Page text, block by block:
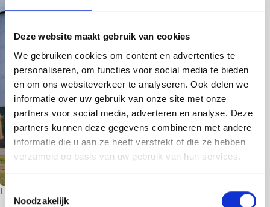
Deze website maakt gebruik van cookies
We gebruiken cookies om content en advertenties te
personaliseren, om functies voor social media te bieden
en om ons websiteverkeer te analyseren. Ook delen we
informatie over uw gebruik van onze site met onze
partners voor social media, adverteren en analyse. Deze
partners kunnen deze gegevens combineren met andere
informatie die u aan ze heeft verstrekt of die ze hebben
verzameld op basis van uw gebruik van hun services.
T
Noodzakelijk
Houtfabriek – Utrecht